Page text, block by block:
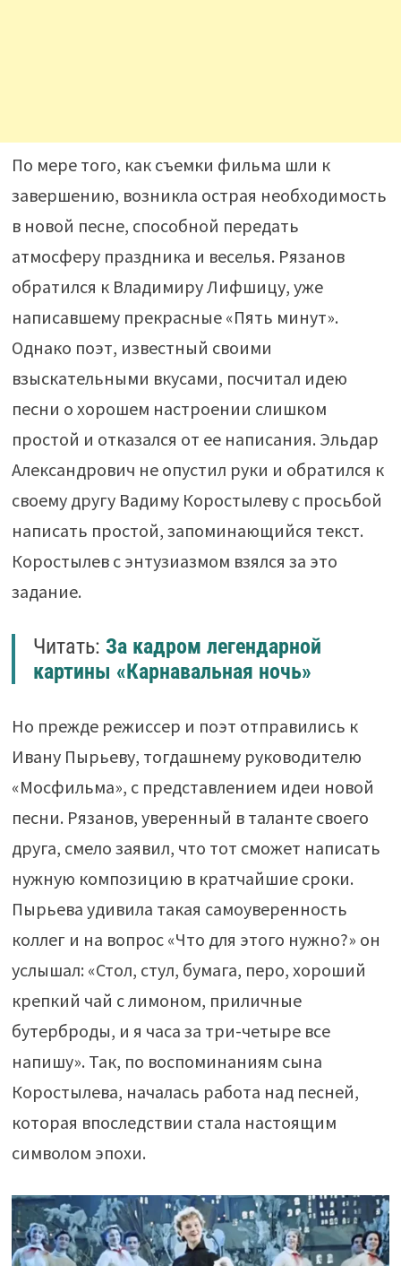
По мере того, как съемки фильма шли к
завершению, возникла острая необходимость
в новой песне, способной передать
атмосферу праздника и веселья. Рязанов
обратился к Владимиру Лифшицу, уже
написавшему прекрасные «Пять минут».
Однако поэт, известный своими
взыскательными вкусами, посчитал идею
песни о хорошем настроении слишком
простой и отказался от ее написания. Эльдар
Александрович не опустил руки и обратился к
своему другу Вадиму Коростылеву с просьбой
написать простой, запоминающийся текст.
Коростылев с энтузиазмом взялся за это
задание.
Читать: За кадром легендарной
картины «Карнавальная ночь»
Но прежде режиссер и поэт отправились к
Ивану Пырьеву, тогдашнему руководителю
«Мосфильма», с представлением идеи новой
песни. Рязанов, уверенный в таланте своего
друга, смело заявил, что тот сможет написать
нужную композицию в кратчайшие сроки.
Пырьева удивила такая самоуверенность
коллег и на вопрос «Что для этого нужно?» он
услышал: «Стол, стул, бумага, перо, хороший
крепкий чай с лимоном, приличные
бутерброды, и я часа за три-четыре все
напишу». Так, по воспоминаниям сына
Коростылева, началась работа над песней,
которая впоследствии стала настоящим
символом эпохи.